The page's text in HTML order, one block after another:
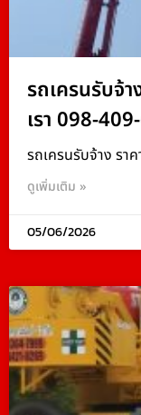
รถเครนรับจ้
เรา 098-
รถเครนรับจ้าง รา
ดูเพิ่มเติม »
05/06/2026